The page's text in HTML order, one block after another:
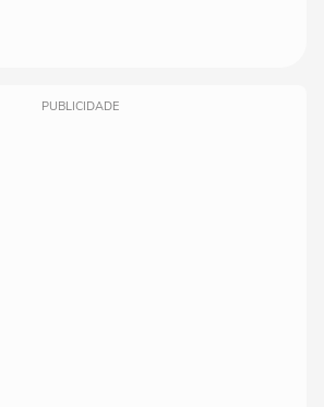
PUBLICIDADE